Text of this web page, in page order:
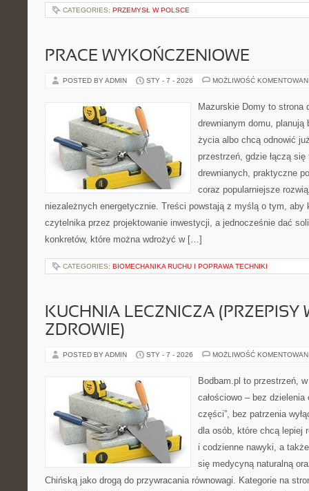
CATEGORIES: PRZEMYSŁ W POLSCE
PRACE WYKOŃCZENIOWE
POSTED BY ADMIN STY - 7 - 2026 MOŻLIWOŚĆ
Mazurskie Domy to strona
drewnianym domu, planują
życia albo chcą odnowić
przestrzeń, gdzie łączą
drewnianych, praktyczne
coraz popularniejsze
niezależnych energetycznie. Treści powstają z myślą o tym, aby
czytelnika przez projektowanie inwestycji, a jednocześnie dać
konkretów, które można wdrożyć w […]
CATEGORIES: BIOMECHANIKA RUCHU I POPRAWA TECHNIKI
KUCHNIA LECZNICZA (PRZEPISY
ZDROWIE)
POSTED BY ADMIN STY - 7 - 2026 MOŻLIWOŚĆ
Bodbam.pl to przestrzeń,
całościowo – bez dzielenia
części”, bez patrzenia
dla osób, które chcą lepiej
i codzienne nawyki, a
się medycyną naturalną
Chińską jako drogą do przywracania równowagi. Kategorie na